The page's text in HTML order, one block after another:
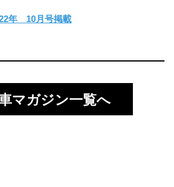
年 10月号掲載
マガジン一覧へ